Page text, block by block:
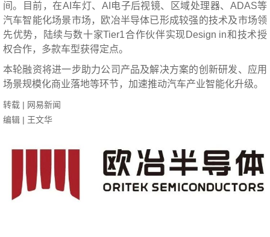
间。目前，在AI车灯、AI电子后视镜、区域处理器、ADAS等
汽车智能化场景市场，欧冶半导体已形成较强的技术及市场领
先优势，陆续与数十家Tier1合作伙伴实现Design in和技术授
权合作，多款车型获得定点。
本轮融资将进一步助力公司产品及解决方案的创新研发、应用
场景规模化商业落地等环节，加速推动汽车产业智能化升级。
转载 | 网易新闻
编辑 | 王文华